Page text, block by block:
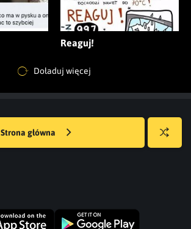
Reaguj!
Doładuj więcej
Strona główna